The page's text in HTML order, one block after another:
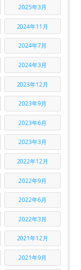
2025年3月
2024年11月
2024年7月
2024年3月
2023年12月
2023年9月
2023年6月
2023年3月
2022年12月
2022年9月
2022年6月
2022年3月
2021年12月
2021年9月